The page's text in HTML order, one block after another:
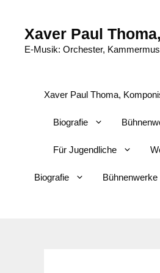
springenXaver Paul
E-Musik: Orchester,
Xaver Paul Thoma,
Biografie
Für Jugendliche
Biografie Bühnenwerke